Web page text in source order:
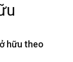
hữu theo